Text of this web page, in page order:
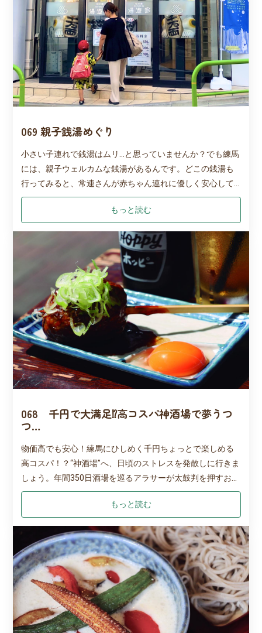
069 親子銭湯めぐり
小さい子連れで銭湯はムリ…と思っていませんか？でも練馬
には、親子ウェルカムな銭湯があるんです。どこの銭湯も
行ってみると、常連さんが赤ちゃん連れに優しく安心して
入れましたよ。ママはもちろん、パパもホッとリフレッシ
もっと読む
068 千円で大満足⁉高コスパ神酒場で夢うつ
つ…
物価高でも安心！練馬にひしめく千円ちょっとで楽しめる
高コスパ！？“神酒場”へ、日頃のストレスを発散しに行きま
しょう。年間350日酒場を巡るアラサーが太鼓判を押すお店
は、安いのに料理もお酒も一切妥協なし。今宵は練馬駅南
口へ羽目を外しにいざ出陣！※編集部調べ
もっと読む